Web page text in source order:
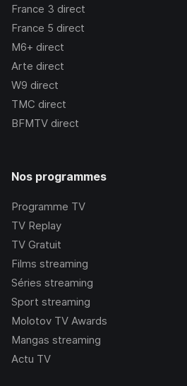
France 3 direct
France 5 direct
M6+ direct
Arte direct
W9 direct
TMC direct
BFMTV direct
Nos programmes
Programme TV
TV Replay
TV Gratuit
Films streaming
Séries streaming
Sport streaming
Molotov TV Awards
Mangas streaming
Actu TV